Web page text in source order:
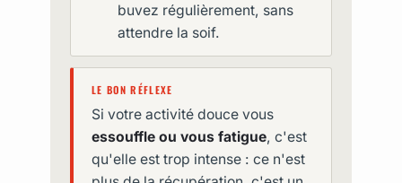
buvez régulièrement, sans
attendre la soif.
LE BON RÉFLEXE
Si votre activité douce vous
essouffle ou vous fatigue, c'est
qu'elle est trop intense : ce n'est